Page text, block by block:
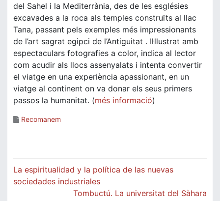
del Sahel i la Mediterrània, des de les esglésies
excavades a la roca als temples construïts al llac
Tana, passant pels exemples més impressionants
de l’art sagrat egipci de l’Antiguitat . Il·llustrat amb
espectaculars fotografies a color, indica al lector
com acudir als llocs assenyalats i intenta convertir
el viatge en una experiència apassionant, en un
viatge al continent on va donar els seus primers
passos la humanitat. (més informació)
Recomanem
Navegació
d'entrades
La espiritualidad y la política de las nuevas
sociedades industriales
Tombuctú. La universitat del Sàhara